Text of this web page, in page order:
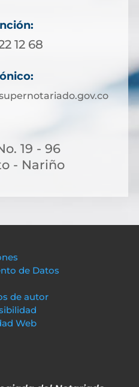
12 68
19 - 96
- Nariño
de Datos
de autor
Web